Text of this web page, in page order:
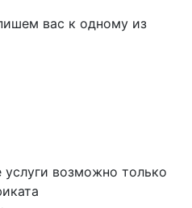
вас к одному из
возможно только